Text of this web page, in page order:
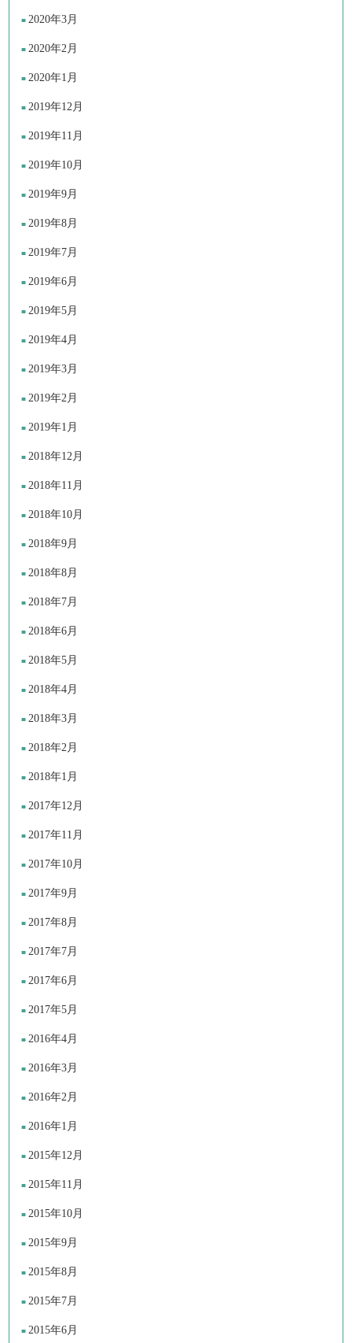
2020年3月
2020年2月
2020年1月
2019年12月
2019年11月
2019年10月
2019年9月
2019年8月
2019年7月
2019年6月
2019年5月
2019年4月
2019年3月
2019年2月
2019年1月
2018年12月
2018年11月
2018年10月
2018年9月
2018年8月
2018年7月
2018年6月
2018年5月
2018年4月
2018年3月
2018年2月
2018年1月
2017年12月
2017年11月
2017年10月
2017年9月
2017年8月
2017年7月
2017年6月
2017年5月
2016年4月
2016年3月
2016年2月
2016年1月
2015年12月
2015年11月
2015年10月
2015年9月
2015年8月
2015年7月
2015年6月